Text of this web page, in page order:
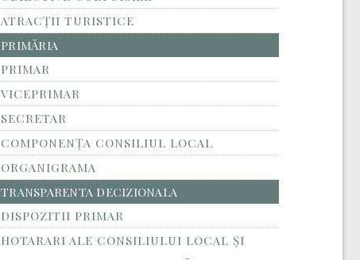
ATRACȚII TURISTICE
PRIMĂRIA
PRIMAR
VICEPRIMAR
SECRETAR
COMPONENȚA CONSILIUL LOCAL
ORGANIGRAMA
TRANSPARENTA DECIZIONALA
DISPOZITII PRIMAR
HOTARARI ALE CONSILIULUI LOCAL ȘI